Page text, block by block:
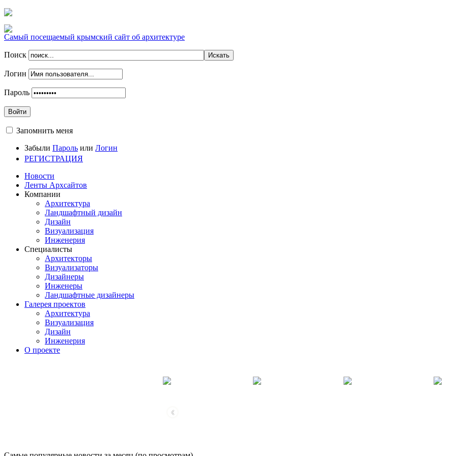
Самый посещаемый крымский сайт об архитектуре
Поиск
Логин
Пароль
Войти
Запомнить меня
Забыли Пароль или Логин
РЕГИСТРАЦИЯ
Новости
Ленты Архсайтов
Компании
Архитектура
Ландшафтный дизайн
Дизайн
Визуализация
Инженерия
Специалисты
Архитекторы
Визуализаторы
Дизайнеры
Инженеры
Ландшафтные дизайнеры
Галерея проектов
Архитектура
Визуализация
Дизайн
Инженерия
О проекте
‹